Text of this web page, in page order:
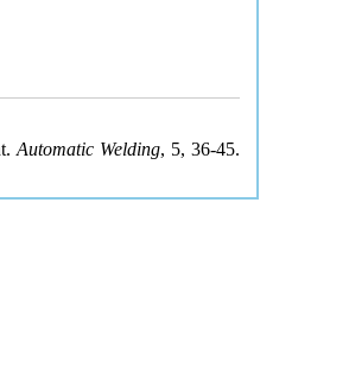
Automatic Welding, 5, 36-45.